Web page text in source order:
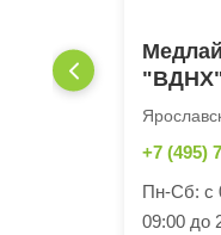
"ВДНХ"
+7 (495)
Пн-Сб: с
09:00 до